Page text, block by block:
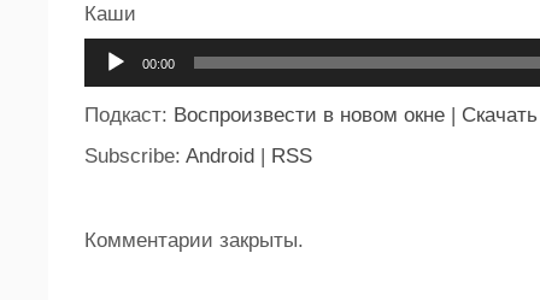
Каши
00:00
Подкаст: Воспроизвести в новом окне | Скачать
Subscribe: Android | RSS
Комментарии закрыты.